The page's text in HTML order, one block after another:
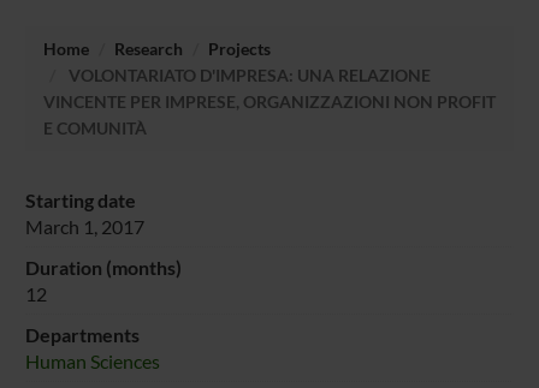
Home Research
Projects
VOLONTARIATO D'IMPRESA: UNA RELAZIONE
VINCENTE PER IMPRESE, ORGANIZZAZIONI NON PROFIT
E COMUNITÀ
Starting date
March 1, 2017
Duration (months)
12
Departments
Human Sciences